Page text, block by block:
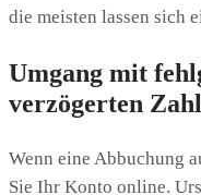
die meisten lassen sich
Umgang mit
verzögerten
Wenn eine Abbuchung
Sie Ihr Konto online.